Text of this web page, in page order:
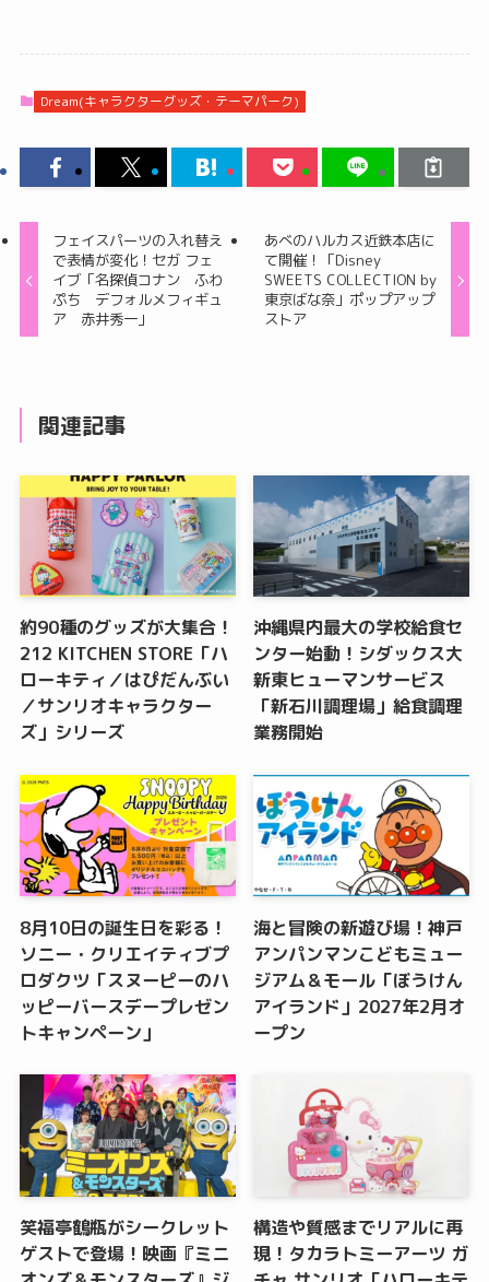
Dream(キャラクターグッズ・テーマパーク)
フェイスパーツの入れ替え
で表情が変化！セガ フェ
イブ「名探偵コナン ふわ
ぷち デフォルメフィギュ
ア 赤井秀一」
あべのハルカス近鉄本店に
て開催！「Disney
SWEETS COLLECTION by
東京ばな奈」ポップアップ
ストア
関連記事
約90種のグッズが大集合！
212 KITCHEN STORE「ハ
ローキティ／はぴだんぶい
／サンリオキャラクター
ズ」シリーズ
沖縄県内最大の学校給食セ
ンター始動！シダックス大
新東ヒューマンサービス
「新石川調理場」給食調理
業務開始
8月10日の誕生日を彩る！
ソニー・クリエイティブプ
ロダクツ「スヌーピーのハ
ッピーバースデープレゼン
トキャンペーン」
海と冒険の新遊び場！神戸
アンパンマンこどもミュー
ジアム＆モール「ぼうけん
アイランド」2027年2月オ
ープン
笑福亭鶴瓶がシークレット
ゲストで登場！映画『ミニ
構造や質感までリアルに再
現！タカラトミーアーツ ガ